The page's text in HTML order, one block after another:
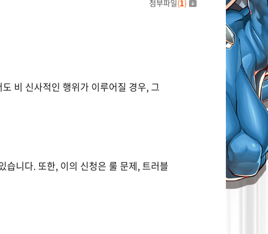
첨부파일(1)
비 신사적인 행위가 이루어질 경우, 그
습니다. 또한, 이의 신청은 룰 문제,트러블